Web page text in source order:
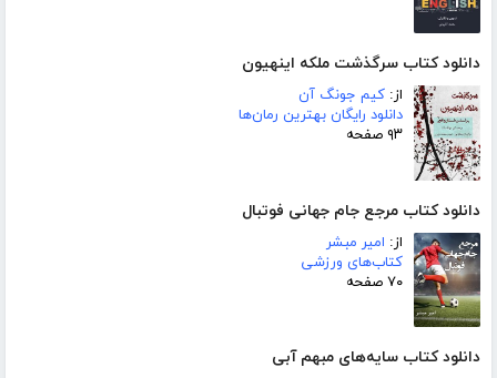
دانلود کتاب سرگذشت ملکه اینهیون
از: کیم جونگ آن
دانلود رایگان بهترین رمان‌ها
۹۳ صفحه
دانلود کتاب مرجع جام جهانی فوتبال
از: امیر مبشر
کتاب‌های ورزشی
۷۰ صفحه
دانلود کتاب سایه‌های مبهم آبی